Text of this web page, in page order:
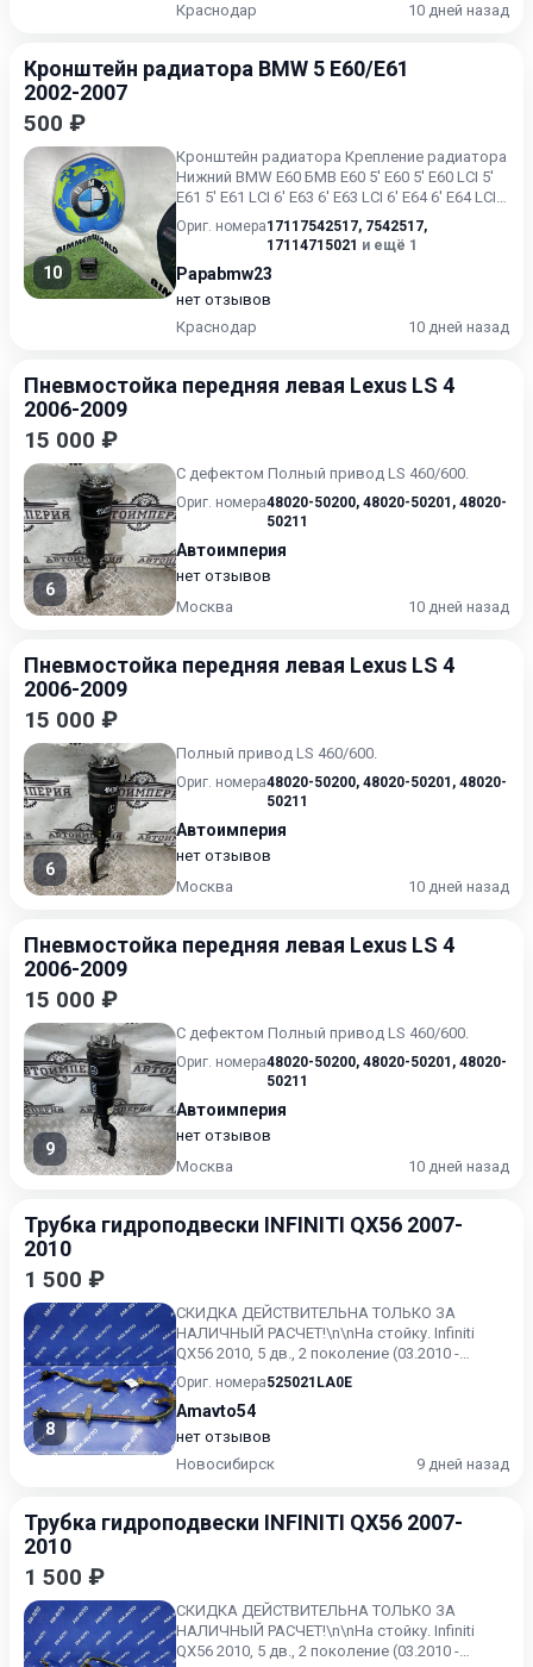
Краснодар
10 дней назад
Кронштейн радиатора BMW 5 E60/E61
2002-2007
500 ₽
10
Кронштейн радиатора Крепление радиатора
Нижний BMW E60 БМВ Е60 5' E60 5' E60 LCI 5'
E61 5' E61 LCI 6' E63 6' E63 LCI 6' E64 6' E64 LCI В
хор...
Ориг. номера17117542517, 7542517,
17114715021 и ещё 1
Papabmw23
нет отзывов
Краснодар
10 дней назад
Пневмостойка передняя левая Lexus LS 4
2006-2009
15 000 ₽
6
С дефектом Полный привод LS 460/600.
Ориг. номера48020-50200, 48020-50201 , 48020-
50211
Автоимперия
нет отзывов
Москва
10 дней назад
Пневмостойка передняя левая Lexus LS 4
2006-2009
15 000 ₽
6
Полный привод LS 460/600.
Ориг. номера48020-50200, 48020-50201 , 48020-
50211
Автоимперия
нет отзывов
Москва
10 дней назад
Пневмостойка передняя левая Lexus LS 4
2006-2009
15 000 ₽
9
С дефектом Полный привод LS 460/600.
Ориг. номера48020-50200, 48020-50201 , 48020-
50211
Автоимперия
нет отзывов
Москва
10 дней назад
Трубка гидроподвески INFINITI QX56 2007-
2010
1 500 ₽
8
СКИДКА ДЕЙСТВИТЕЛЬНА ТОЛЬКО ЗА
НАЛИЧНЫЙ РАСЧЕТ!\n\nНа стойку. Infiniti
QX56 2010, 5 дв., 2 поколение (03.2010 -
10.2013).
Ориг. номера525021LA0E
Amavto54
нет отзывов
Новосибирск
9 дней назад
Трубка гидроподвески INFINITI QX56 2007-
2010
1 500 ₽
СКИДКА ДЕЙСТВИТЕЛЬНА ТОЛЬКО ЗА
НАЛИЧНЫЙ РАСЧЕТ!\n\nНа стойку. Infiniti
QX56 2010, 5 дв., 2 поколение (03.2010 -